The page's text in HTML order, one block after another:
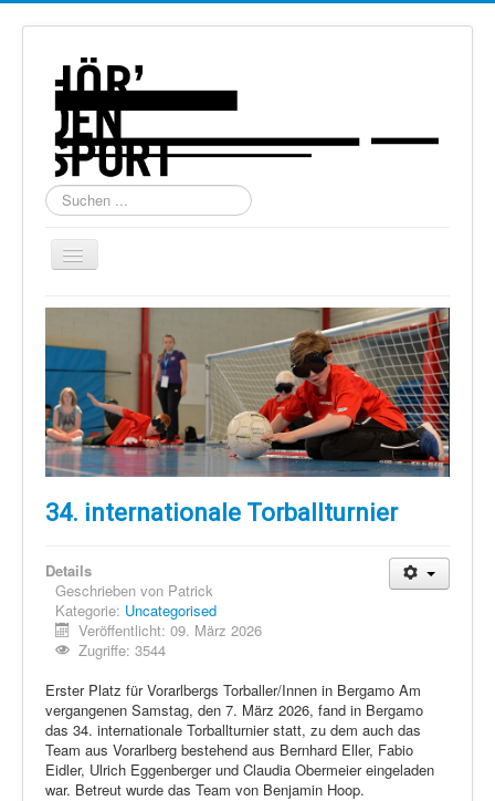
Suchen
...
Navigation
Home
Über uns
Torball
Schießen
Schi Alpin
Schi Nordisch
Showdown
Datenschutz
34. internationale Torballturnier
Details
Geschrieben von Patrick
Kategorie: Uncategorised
Veröffentlicht: 09. März 2026
Zugriffe: 3544
Erster Platz für Vorarlbergs Torballer/Innen in Bergamo Am
vergangenen Samstag, den 7. März 2026, fand in Bergamo
das 34. internationale Torballturnier statt, zu dem auch das
Team aus Vorarlberg bestehend aus Bernhard Eller, Fabio
Eidler, Ulrich Eggenberger und Claudia Obermeier eingeladen
war. Betreut wurde das Team von Benjamin Hoop.